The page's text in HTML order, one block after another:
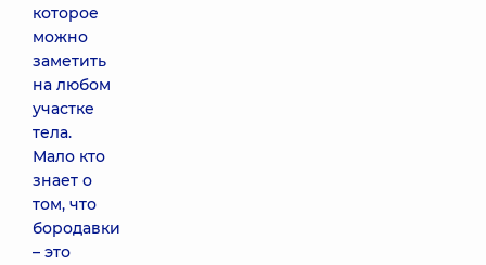
которое
можно
заметить
на любом
участке
тела.
Мало кто
знает о
том, что
бородавки
– это